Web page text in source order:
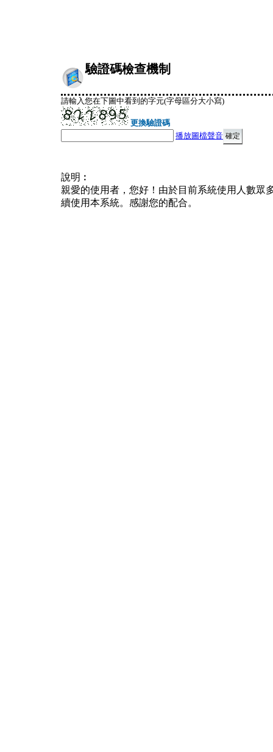
驗證碼檢查機制
請輸入您在下圖中看到的字元(字母區分大小寫)
更換驗證碼
播放圖檔聲音
說明︰
親愛的使用者，您好！由於目前系統使用人數眾
續使用本系統。感謝您的配合。